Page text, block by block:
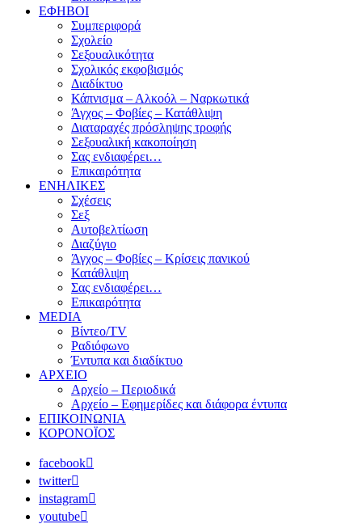
ΕΦΗΒΟΙ
Συμπεριφορά
Σχολείο
Σεξουαλικότητα
Σχολικός εκφοβισμός
Διαδίκτυο
Κάπνισμα – Αλκοόλ – Ναρκωτικά
Άγχος – Φοβίες – Κατάθλιψη
Διαταραχές πρόσληψης τροφής
Σεξουαλική κακοποίηση
Σας ενδιαφέρει…
Επικαιρότητα
ΕΝΗΛΙΚΕΣ
Σχέσεις
Σεξ
Αυτοβελτίωση
Διαζύγιο
Άγχος – Φοβίες – Κρίσεις πανικού
Κατάθλιψη
Σας ενδιαφέρει…
Επικαιρότητα
MEDIA
Βίντεο/TV
Ραδιόφωνο
Έντυπα και διαδίκτυο
ΑΡΧΕΙΟ
Αρχείο – Περιοδικά
Αρχείο – Εφημερίδες και διάφορα έντυπα
ΕΠΙΚΟΙΝΩΝΙΑ
ΚΟΡΟΝΟΪΟΣ
facebook
twitter
instagram
youtube